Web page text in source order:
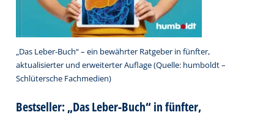
„Das Leber-Buch“ – ein bewährter Ratgeber in fünfter,
aktualisierter und erweiterter Auflage (Quelle: humboldt –
Schlütersche Fachmedien)
Bestseller: „Das Leber-Buch“ in fünfter,